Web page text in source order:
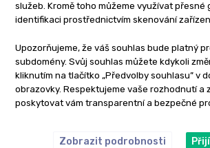
služeb. Kromě toho můžeme využívat přesné
identifikaci prostřednictvím skenování
Upozorňujeme, že váš souhlas bude platný
subdomény. Svůj souhlas můžete kdykoli
kliknutím na tlačítko „Předvolby souhlasu” v
obrazovky. Respektujeme vaše rozhodnutí a
poskytovat vám transparentní a bezpečné
Zobrazit podrobnosti